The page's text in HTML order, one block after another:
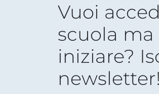
Vuoi
scuola ma
iniziare?
newsletter!